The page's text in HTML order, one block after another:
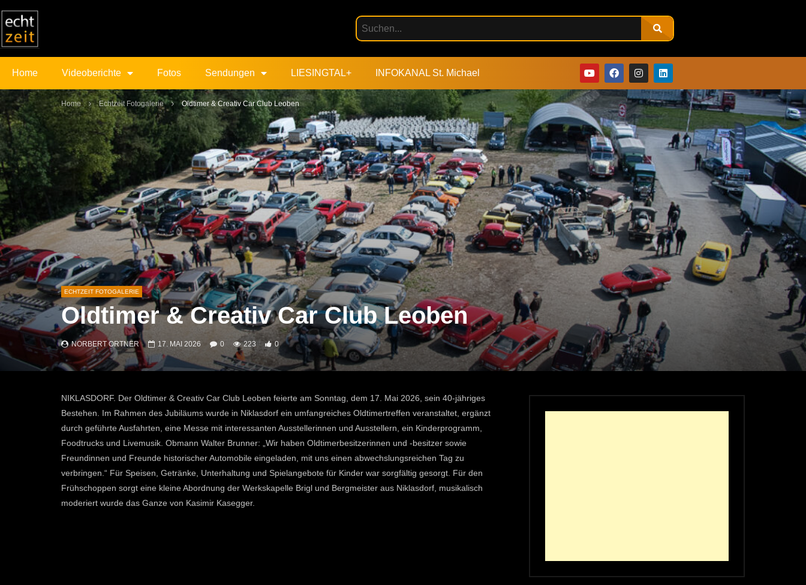
Home Videoberichte Fotos Sendungen LIESINGTAL+ INFOKANAL St. Michael
Home Echtzeit Fotogalerie Oldtimer & Creativ Car Club Leoben
ECHTZEIT FOTOGALERIE
Oldtimer & Creativ Car Club Leoben
NORBERT ORTNER 17. MAI 2026 0 223 0
NIKLASDORF. Der Oldtimer & Creativ Car Club Leoben feierte am Sonntag, dem 17. Mai 2026, sein 40-jähriges
Bestehen. Im Rah­men des Jubiläums wurde in Niklasdorf ein umfangreiches Oldtimertreffen veranstaltet, ergänzt
durch geführte Ausfahrten, eine Messe mit interessanten Ausstellerinnen und Ausstellern, ein Kinderprogramm,
Foodtrucks und Livemusik. Obmann Walter Brunner: „Wir haben Oldtimerbesitzerinnen und -besitzer sowie
Freundinnen und Freunde historischer Automobile eingeladen, mit uns einen abwechslungsreichen Tag zu
verbringen.“ Für Speisen, Getränke, Unterhaltung und Spielangebote für Kinder war sorg­fältig gesorgt. Für den
Frühschoppen sorgt eine kleine Abordnung der Werkskapelle Brigl und Bergmeister aus Niklasdorf, musikalisch
moderiert wurde das Ganze von Kasimir Kasegger.